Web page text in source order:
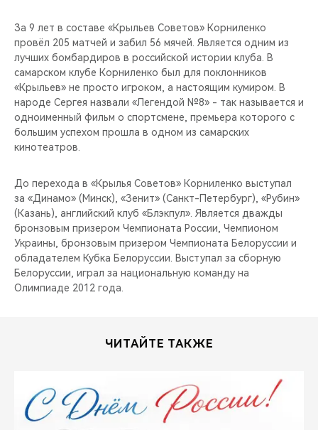
За 9 лет в составе «Крыльев Советов» Корниленко
провёл 205 матчей и забил 56 мячей. Является одним из
лучших бомбардиров в российской истории клуба. В
самарском клубе Корниленко был для поклонников
«Крыльев» не просто игроком, а настоящим кумиром. В
народе Сергея назвали «Легендой №8» - так называется и
одноименный фильм о спортсмене, премьера которого с
большим успехом прошла в одном из самарских
кинотеатров.
До перехода в «Крылья Советов» Корниленко выступал
за «Динамо» (Минск), «Зенит» (Санкт-Петербург), «Рубин»
(Казань), английский клуб «Блэкпул». Является дважды
бронзовым призером Чемпионата России, Чемпионом
Украины, бронзовым призером Чемпионата Белоруссии и
обладателем Кубка Белоруссии. Выступал за сборную
Белоруссии, играл за национальную команду на
Олимпиаде 2012 года.
ЧИТАЙТЕ ТАКЖЕ